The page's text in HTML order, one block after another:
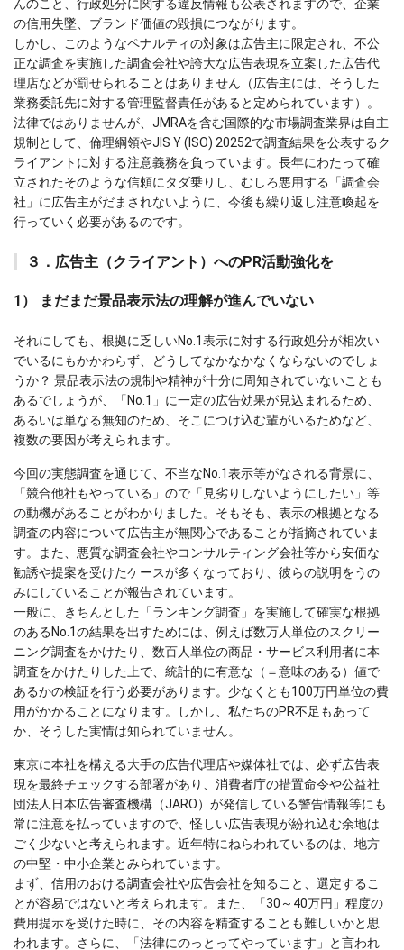
んのこと、行政処分に関する違反情報も公表されますので、企業
の信用失墜、ブランド価値の毀損につながります。
しかし、このようなペナルティの対象は広告主に限定され、不公
正な調査を実施した調査会社や誇大な広告表現を立案した広告代
理店などが罰せられることはありません（広告主には、そうした
業務委託先に対する管理監督責任があると定められています）。
法律ではありませんが、JMRAを含む国際的な市場調査業界は自主
規制として、倫理綱領やJIS Y (ISO) 20252で調査結果を公表するク
ライアントに対する注意義務を負っています。長年にわたって確
立されたそのような信頼にタダ乗りし、むしろ悪用する「調査会
社」に広告主がだまされないように、今後も繰り返し注意喚起を
行っていく必要があるのです。
３．広告主（クライアント）へのPR活動強化を
1） まだまだ景品表示法の理解が進んでいない
それにしても、根拠に乏しいNo.1表示に対する行政処分が相次い
でいるにもかかわらず、どうしてなかなかなくならないのでしょ
うか？ 景品表示法の規制や精神が十分に周知されていないことも
あるでしょうが、「No.1」に一定の広告効果が見込まれるため、
あるいは単なる無知のため、そこにつけ込む輩がいるためなど、
複数の要因が考えられます。
今回の実態調査を通じて、不当なNo.1表示等がなされる背景に、
「競合他社もやっている」ので「見劣りしないようにしたい」等
の動機があることがわかりました。そもそも、表示の根拠となる
調査の内容について広告主が無関心であることが指摘されていま
す。また、悪質な調査会社やコンサルティング会社等から安価な
勧誘や提案を受けたケースが多くなっており、彼らの説明をうの
みにしていることが報告されています。
一般に、きちんとした「ランキング調査」を実施して確実な根拠
のあるNo.1の結果を出すためには、例えば数万人単位のスクリー
ニング調査をかけたり、数百人単位の商品・サービス利用者に本
調査をかけたりした上で、統計的に有意な（＝意味のある）値で
あるかの検証を行う必要があります。少なくとも100万円単位の費
用がかかることになります。しかし、私たちのPR不足もあって
か、そうした実情は知られていません。
東京に本社を構える大手の広告代理店や媒体社では、必ず広告表
現を最終チェックする部署があり、消費者庁の措置命令や公益社
団法人日本広告審査機構（JARO）が発信している警告情報等にも
常に注意を払っていますので、怪しい広告表現が紛れ込む余地は
ごく少ないと考えられます。近年特にねらわれているのは、地方
の中堅・中小企業とみられています。
まず、信用のおける調査会社や広告会社を知ること、選定するこ
とが容易ではないと考えられます。また、「30～40万円」程度の
費用提示を受けた時に、その内容を精査することも難しいかと思
われます。さらに、「法律にのっとってやっています」と言われ